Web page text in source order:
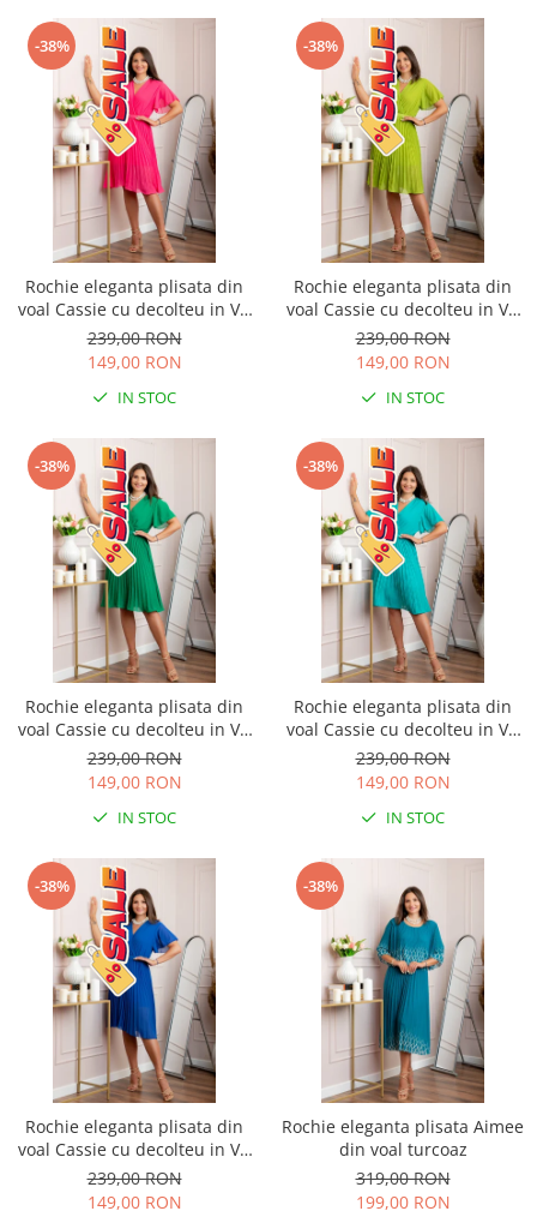
-38%
Rochie eleganta plisata din
voal Cassie cu decolteu in V -
Ciclam
239,00 RON
149,00 RON
IN STOC
-38%
Rochie eleganta plisata din
voal Cassie cu decolteu in V -
Verde lime
239,00 RON
149,00 RON
IN STOC
-38%
Rochie eleganta plisata din
voal Cassie cu decolteu in V -
Verde smarald
239,00 RON
149,00 RON
IN STOC
-38%
Rochie eleganta plisata din
voal Cassie cu decolteu in V -
Turcoaz aqua
239,00 RON
149,00 RON
IN STOC
-38%
Rochie eleganta plisata din
voal Cassie cu decolteu in V -
Albastru regal
239,00 RON
149,00 RON
-38%
Rochie eleganta plisata Aimee
din voal turcoaz
319,00 RON
199,00 RON